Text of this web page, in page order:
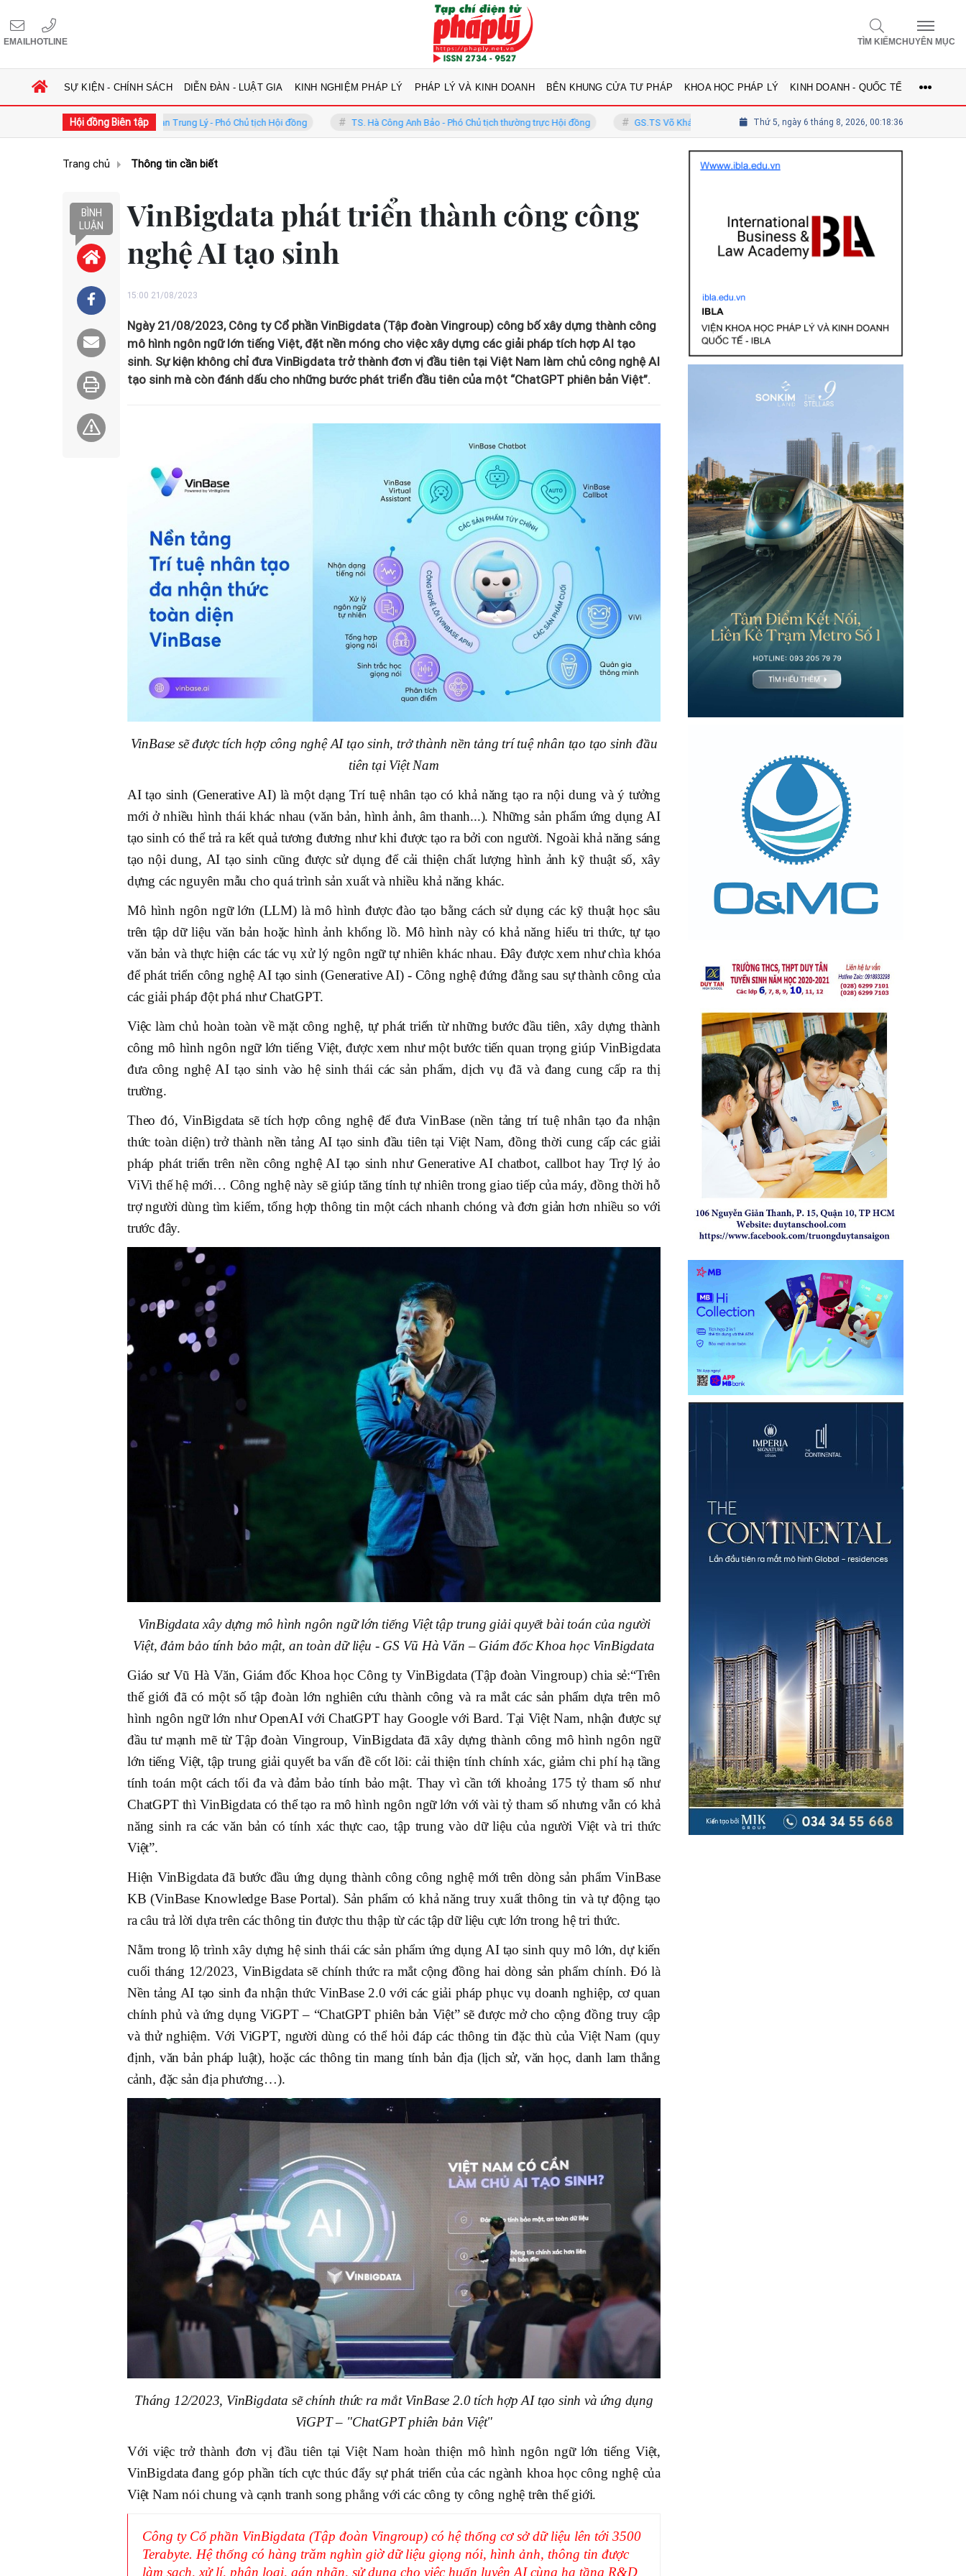
EMAILHOTLINE TÌM KIẾMCHUYÊN MỤC
SỰ KIỆN - CHÍNH SÁCH DIỄN ĐÀN - LUẬT GIA KINH NGHIỆM PHÁP LÝ PHÁP LÝ VÀ KINH DOANH BÊN KHUNG CỬA TƯ PHÁP KHOA HỌC PHÁP LÝ KINH DOANH - QUỐC TẾ
Hội đồng Biên tập
GS.TS. Phan Trung Lý - Phó Chủ tịch Hội đồng TS. Hà Công Anh Bảo - Phó Chủ tịch thường trực Hội đồng GS.TS Võ Khánh Vinh - Ủy viên Hội đồng Tổng biên tập Lê Thị Mai Phương - Ủy viên
Thứ 5, ngày 6 tháng 8, 2026, 00:18:38
Trang chủ Thông tin cần biết
BÌNH
LUẬN
VinBigdata phát triển thành công công
nghệ AI tạo sinh
15:00 21/08/2023
Ngày 21/08/2023, Công ty Cổ phần VinBigdata (Tập đoàn Vingroup) công bố xây dựng thành công
mô hình ngôn ngữ lớn tiếng Việt, đặt nền móng cho việc xây dựng các giải pháp tích hợp AI tạo
sinh. Sự kiện không chỉ đưa VinBigdata trở thành đơn vị đầu tiên tại Việt Nam làm chủ công nghệ AI
tạo sinh mà còn đánh dấu cho những bước phát triển đầu tiên của một “ChatGPT phiên bản Việt”.
VinBase sẽ được tích hợp công nghệ AI tạo sinh, trở thành nền tảng trí tuệ nhân tạo tạo sinh đầu
tiên tại Việt Nam
AI tạo sinh (Generative AI) là một dạng Trí tuệ nhân tạo có khả năng tạo ra nội dung và ý tưởng
mới ở nhiều hình thái khác nhau (văn bản, hình ảnh, âm thanh...). Những sản phẩm ứng dụng AI
tạo sinh có thể trả ra kết quả tương đương như khi được tạo ra bởi con người. Ngoài khả năng sáng
tạo nội dung, AI tạo sinh cũng được sử dụng để cải thiện chất lượng hình ảnh kỹ thuật số, xây
dựng các nguyên mẫu cho quá trình sản xuất và nhiều khả năng khác.
Mô hình ngôn ngữ lớn (LLM) là mô hình được đào tạo bằng cách sử dụng các kỹ thuật học sâu
trên tập dữ liệu văn bản hoặc hình ảnh khổng lồ. Mô hình này có khả năng hiểu tri thức, tự tạo
văn bản và thực hiện các tác vụ xử lý ngôn ngữ tự nhiên khác nhau. Đây được xem như chìa khóa
để phát triển công nghệ AI tạo sinh (Generative AI) - Công nghệ đứng đằng sau sự thành công của
các giải pháp đột phá như ChatGPT.
Việc làm chủ hoàn toàn về mặt công nghệ, tự phát triển từ những bước đầu tiên, xây dựng thành
công mô hình ngôn ngữ lớn tiếng Việt, được xem như một bước tiến quan trọng giúp VinBigdata
đưa công nghệ AI tạo sinh vào hệ sinh thái các sản phẩm, dịch vụ đã và đang cung cấp ra thị
trường.
Theo đó, VinBigdata sẽ tích hợp công nghệ để đưa VinBase (nền tảng trí tuệ nhân tạo đa nhận
thức toàn diện) trở thành nền tảng AI tạo sinh đầu tiên tại Việt Nam, đồng thời cung cấp các giải
pháp phát triển trên nền công nghệ AI tạo sinh như Generative AI chatbot, callbot hay Trợ lý ảo
ViVi thế hệ mới… Công nghệ này sẽ giúp tăng tính tự nhiên trong giao tiếp của máy, đồng thời hỗ
trợ người dùng tìm kiếm, tổng hợp thông tin một cách nhanh chóng và đơn giản hơn nhiều so với
trước đây.
VinBigdata xây dựng mô hình ngôn ngữ lớn tiếng Việt tập trung giải quyết bài toán của người
Việt, đảm bảo tính bảo mật, an toàn dữ liệu - GS Vũ Hà Văn – Giám đốc Khoa học VinBigdata
Giáo sư Vũ Hà Văn, Giám đốc Khoa học Công ty VinBigdata (Tập đoàn Vingroup) chia sẻ:“Trên
thế giới đã có một số tập đoàn lớn nghiên cứu thành công và ra mắt các sản phẩm dựa trên mô
hình ngôn ngữ lớn như OpenAI với ChatGPT hay Google với Bard. Tại Việt Nam, nhận được sự
đầu tư mạnh mẽ từ Tập đoàn Vingroup, VinBigdata đã xây dựng thành công mô hình ngôn ngữ
lớn tiếng Việt, tập trung giải quyết ba vấn đề cốt lõi: cải thiện tính chính xác, giảm chi phí hạ tầng
tính toán một cách tối đa và đảm bảo tính bảo mật. Thay vì cần tới khoảng 175 tỷ tham số như
ChatGPT thì VinBigdata có thể tạo ra mô hình ngôn ngữ lớn với vài tỷ tham số nhưng vẫn có khả
năng sinh ra các văn bản có tính xác thực cao, tập trung vào dữ liệu của người Việt và tri thức
Việt”.
Hiện VinBigdata đã bước đầu ứng dụng thành công công nghệ mới trên dòng sản phẩm VinBase
KB (VinBase Knowledge Base Portal). Sản phẩm có khả năng truy xuất thông tin và tự động tạo
ra câu trả lời dựa trên các thông tin được thu thập từ các tập dữ liệu cực lớn trong hệ tri thức.
Nằm trong lộ trình xây dựng hệ sinh thái các sản phẩm ứng dụng AI tạo sinh quy mô lớn, dự kiến
cuối tháng 12/2023, VinBigdata sẽ chính thức ra mắt cộng đồng hai dòng sản phẩm chính. Đó là
Nền tảng AI tạo sinh đa nhận thức VinBase 2.0 với các giải pháp phục vụ doanh nghiệp, cơ quan
chính phủ và ứng dụng ViGPT – “ChatGPT phiên bản Việt” sẽ được mở cho cộng đồng truy cập
và thử nghiệm. Với ViGPT, người dùng có thể hỏi đáp các thông tin đặc thù của Việt Nam (quy
định, văn bản pháp luật), hoặc các thông tin mang tính bản địa (lịch sử, văn học, danh lam thắng
cảnh, đặc sản địa phương…).
Tháng 12/2023, VinBigdata sẽ chính thức ra mắt VinBase 2.0 tích hợp AI tạo sinh và ứng dụng
ViGPT – "ChatGPT phiên bản Việt"
Với việc trở thành đơn vị đầu tiên tại Việt Nam hoàn thiện mô hình ngôn ngữ lớn tiếng Việt,
VinBigdata đang góp phần tích cực thúc đẩy sự phát triển của các ngành khoa học công nghệ của
Việt Nam nói chung và cạnh tranh song phẳng với các công ty công nghệ trên thế giới.
Công ty Cổ phần VinBigdata (Tập đoàn Vingroup) có hệ thống cơ sở dữ liệu lên tới 3500
Terabyte. Hệ thống có hàng trăm nghìn giờ dữ liệu giọng nói, hình ảnh, thông tin được
làm sạch, xử lí, phân loại, gán nhãn, sử dụng cho việc huấn luyện AI cùng hạ tầng R&D